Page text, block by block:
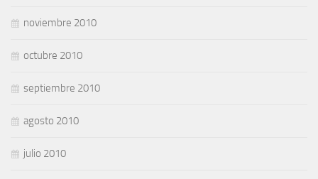
noviembre 2010
octubre 2010
septiembre 2010
agosto 2010
julio 2010